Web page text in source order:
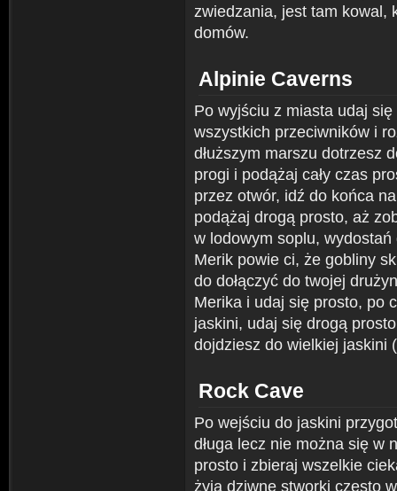
zwiedzania, jest tam kowal,
domów.
Alpinie Caverns
Po wyjściu z miasta udaj
wszystkich przeciwników i
dłuższym marszu dotrzesz
progi i podążaj cały czas
przez otwór, idź do końca
podążaj drogą prosto, aż
w lodowym soplu,
Merik powie ci, że gobliny
do dołączyć do twojej
Merika i udaj się prosto, po
jaskini, udaj się drogą
dojdziesz do wielkiej jaskini
Rock Cave
Po wejściu do jaskini
długa lecz nie można się w
prosto i zbieraj wszelkie
żyją dziwne stworki często